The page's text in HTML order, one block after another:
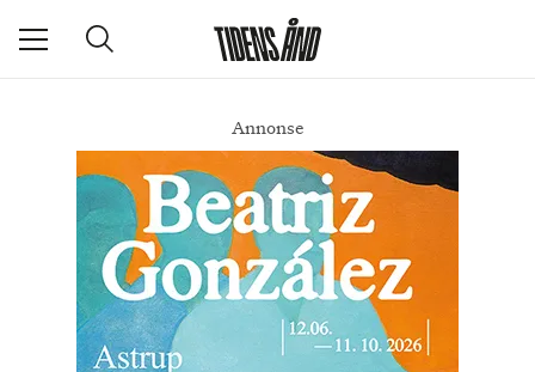
Melodier som kunne fortsatt inn i evigheten
Annonse